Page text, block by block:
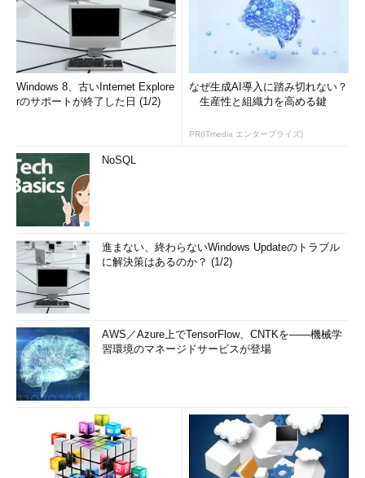
Windows 8、古いInternet Explore
rのサポートが終了した日 (1/2)
なぜ生成AI導入に踏み切れない？
生産性と組織力を高める鍵
PR(ITmedia エンタープライズ)
NoSQL
進まない、終わらないWindows Updateのトラブル
に解決策はあるのか？ (1/2)
AWS／Azure上でTensorFlow、CNTKを――機械学
習環境のマネージドサービスが登場